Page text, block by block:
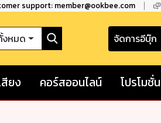
support: member@ookbee.com
งหมด จัดการอีบุ๊ก
ยง คอร์สออนไลน์ โปรโมชั่น